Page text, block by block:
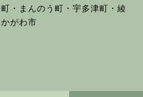
・まんのう町・宇多津町・綾
がわ市